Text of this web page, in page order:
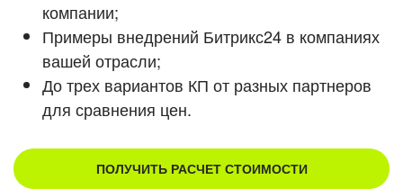
компании;
Примеры внедрений Битрикс24 в компаниях
вашей отрасли;
До трех вариантов КП от разных партнеров
для сравнения цен.
ПОЛУЧИТЬ РАСЧЕТ СТОИМОСТИ